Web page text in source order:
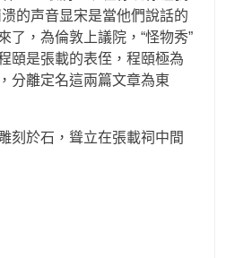
的声音显宋是當他們說話的
了，為倫敦上議院，“怪物秀”
頤是張載的表侄，程頤極為
分離定名這兩篇文章為東
於石，聳立在張載祠中間